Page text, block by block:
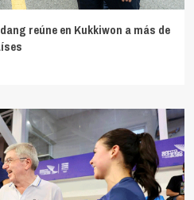
reúne en Kukkiwon a más de